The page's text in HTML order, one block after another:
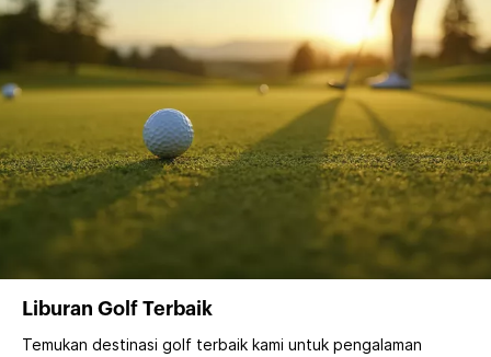
Liburan Golf Terbaik
Temukan destinasi golf terbaik kami untuk pengalaman